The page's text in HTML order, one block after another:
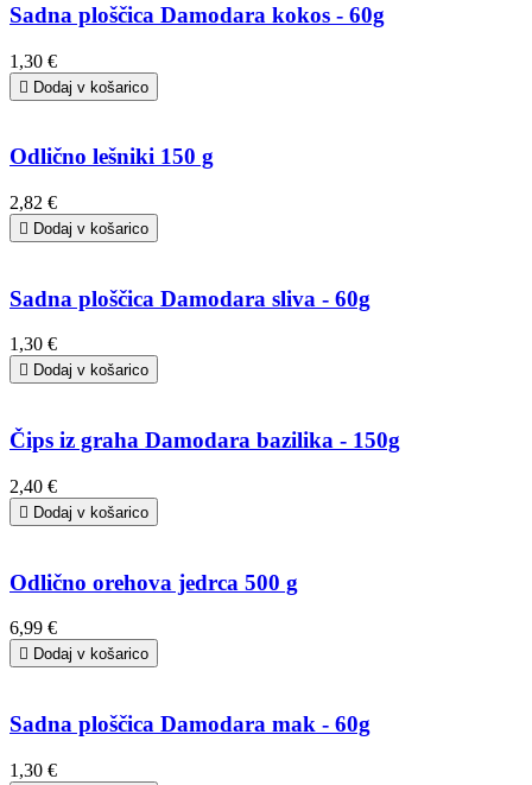
Sadna ploščica Damodara kokos - 60g
1,30 €
 Dodaj v košarico
Odlično lešniki 150 g
2,82 €
 Dodaj v košarico
Sadna ploščica Damodara sliva - 60g
1,30 €
 Dodaj v košarico
Čips iz graha Damodara bazilika - 150g
2,40 €
 Dodaj v košarico
Odlično orehova jedrca 500 g
6,99 €
 Dodaj v košarico
Sadna ploščica Damodara mak - 60g
1,30 €